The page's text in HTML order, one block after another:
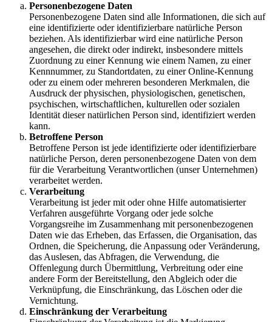
Personenbezogene Daten
Personenbezogene Daten sind alle Informationen, die sich auf
eine identifizierte oder identifizierbare natürliche Person
beziehen. Als identifizierbar wird eine natürliche Person
angesehen, die direkt oder indirekt, insbesondere mittels
Zuordnung zu einer Kennung wie einem Namen, zu einer
Kennnummer, zu Standortdaten, zu einer Online-Kennung
oder zu einem oder mehreren besonderen Merkmalen, die
Ausdruck der physischen, physiologischen, genetischen,
psychischen, wirtschaftlichen, kulturellen oder sozialen
Identität dieser natürlichen Person sind, identifiziert werden
kann.
Betroffene Person
Betroffene Person ist jede identifizierte oder identifizierbare
natürliche Person, deren personenbezogene Daten von dem
für die Verarbeitung Verantwortlichen (unser Unternehmen)
verarbeitet werden.
Verarbeitung
Verarbeitung ist jeder mit oder ohne Hilfe automatisierter
Verfahren ausgeführte Vorgang oder jede solche
Vorgangsreihe im Zusammenhang mit personenbezogenen
Daten wie das Erheben, das Erfassen, die Organisation, das
Ordnen, die Speicherung, die Anpassung oder Veränderung,
das Auslesen, das Abfragen, die Verwendung, die
Offenlegung durch Übermittlung, Verbreitung oder eine
andere Form der Bereitstellung, den Abgleich oder die
Verknüpfung, die Einschränkung, das Löschen oder die
Vernichtung.
Einschränkung der Verarbeitung